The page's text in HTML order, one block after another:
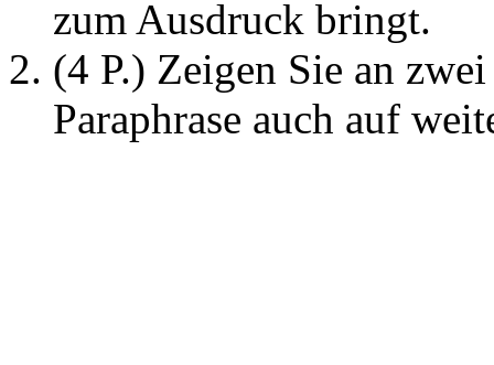
zum Ausdruck bringt.
(4 P.) Zeigen Sie an
Paraphrase auch auf